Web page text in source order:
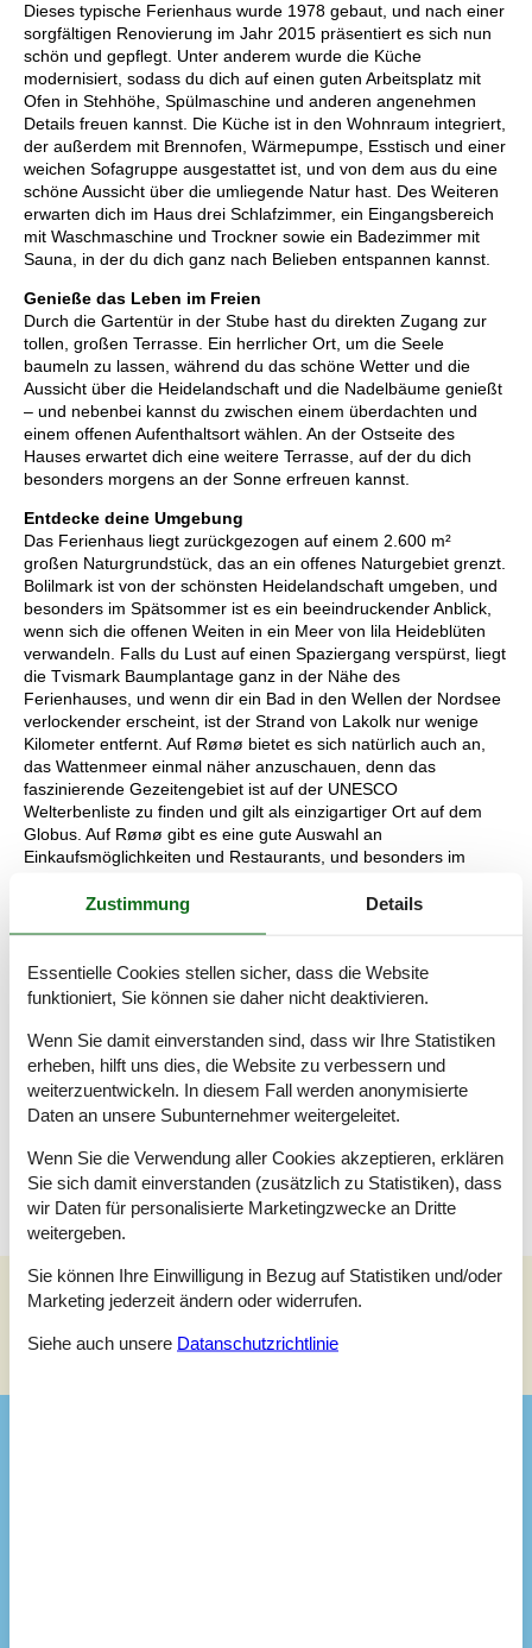
Dieses typische Ferienhaus wurde 1978 gebaut, und nach einer
sorgfältigen Renovierung im Jahr 2015 präsentiert es sich nun
schön und gepflegt. Unter anderem wurde die Küche
modernisiert, sodass du dich auf einen guten Arbeitsplatz mit
Ofen in Stehhöhe, Spülmaschine und anderen angenehmen
Details freuen kannst. Die Küche ist in den Wohnraum integriert,
der außerdem mit Brennofen, Wärmepumpe, Esstisch und einer
weichen Sofagruppe ausgestattet ist, und von dem aus du eine
schöne Aussicht über die umliegende Natur hast. Des Weiteren
erwarten dich im Haus drei Schlafzimmer, ein Eingangsbereich
mit Waschmaschine und Trockner sowie ein Badezimmer mit
Sauna, in der du dich ganz nach Belieben entspannen kannst.
Genieße das Leben im Freien
Durch die Gartentür in der Stube hast du direkten Zugang zur
tollen, großen Terrasse. Ein herrlicher Ort, um die Seele
baumeln zu lassen, während du das schöne Wetter und die
Aussicht über die Heidelandschaft und die Nadelbäume genießt
– und nebenbei kannst du zwischen einem überdachten und
einem offenen Aufenthaltsort wählen. An der Ostseite des
Hauses erwartet dich eine weitere Terrasse, auf der du dich
besonders morgens an der Sonne erfreuen kannst.
Entdecke deine Umgebung
Das Ferienhaus liegt zurückgezogen auf einem 2.600 m²
großen Naturgrundstück, das an ein offenes Naturgebiet grenzt.
Bolilmark ist von der schönsten Heidelandschaft umgeben, und
besonders im Spätsommer ist es ein beeindruckender Anblick,
wenn sich die offenen Weiten in ein Meer von lila Heideblüten
verwandeln. Falls du Lust auf einen Spaziergang verspürst, liegt
die Tvismark Baumplantage ganz in der Nähe des
Ferienhauses, und wenn dir ein Bad in den Wellen der Nordsee
verlockender erscheint, ist der Strand von Lakolk nur wenige
Kilometer entfernt. Auf Rømø bietet es sich natürlich auch an,
das Wattenmeer einmal näher anzuschauen, denn das
faszinierende Gezeitengebiet ist auf der UNESCO
Welterbenliste zu finden und gilt als einzigartiger Ort auf dem
Globus. Auf Rømø gibt es eine gute Auswahl an
Einkaufsmöglichkeiten und Restaurants, und besonders im
produzierten Honig und Gemüse der Saison erwerben kannst.
Schlafzimmer
Doppelbett - 140 x 200
Schlafzimmer
Etagenbett - 90 x 190
Schlafzimmer
Doppelbett - 180 x 200
Siehe Häuser nebenan
Zustimmung Details
Essentielle Cookies stellen sicher, dass die Website
funktioniert, Sie können sie daher nicht deaktivieren.
Wenn Sie damit einverstanden sind, dass wir Ihre Statistiken
erheben, hilft uns dies, die Website zu verbessern und
weiterzuentwickeln. In diesem Fall werden anonymisierte
Daten an unsere Subunternehmer weitergeleitet.
Wenn Sie die Verwendung aller Cookies akzeptieren, erklären
Sie sich damit einverstanden (zusätzlich zu Statistiken), dass
wir Daten für personalisierte Marketingzwecke an Dritte
weitergeben.
Sie können Ihre Einwilligung in Bezug auf Statistiken und/oder
Marketing jederzeit ändern oder widerrufen.
Siehe auch unsere Datanschutzrichtlinie